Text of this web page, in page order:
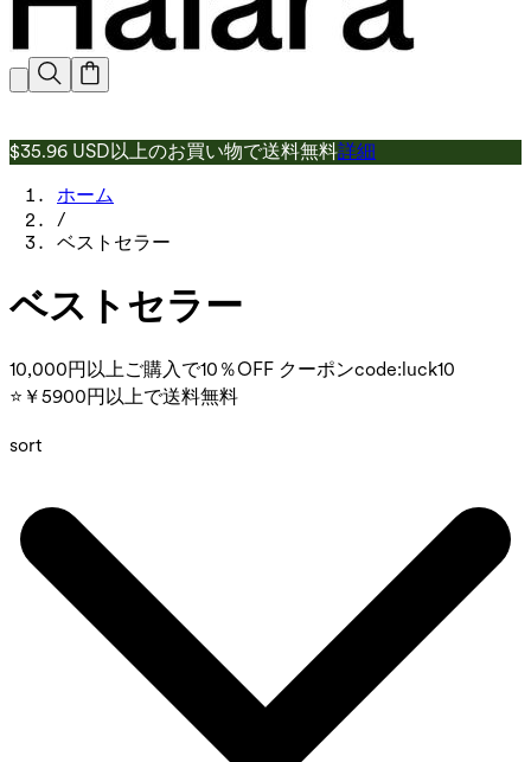
$35.96 USD以上のお買い物で送料無料詳細
ホーム
/
ベストセラー
ベストセラー
10,000円以上ご購入で10％OFF クーポンcode:luck10
⭐￥5900円以上で送料無料
sort